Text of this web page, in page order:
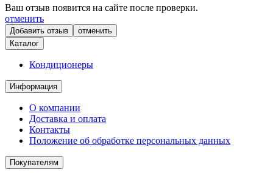
Ваш отзыв появится на сайте после проверки.
отменить
отменить
Каталог
Кондиционеры
Информация
О компании
Доставка и оплата
Контакты
Положение об обработке персональных данных
Покупателям